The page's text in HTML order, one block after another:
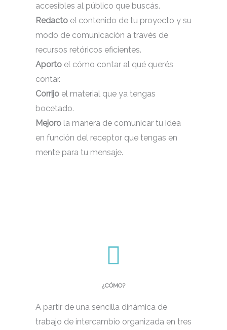
accesibles al público que buscás.
Redacto el contenido de tu proyecto y su
modo de comunicación a través de
recursos retóricos eficientes.
Aporto el cómo contar al qué querés
contar.
Corrijo el material que ya tengas
bocetado.
Mejoro la manera de comunicar tu idea
en función del receptor que tengas en
mente para tu mensaje.
¿CÓMO?
A partir de una sencilla dinámica de
trabajo de intercambio organizada en tres